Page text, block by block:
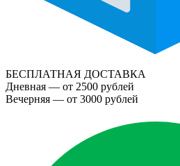
БЕСПЛАТНАЯ ДОСТАВКА
Дневная — от 2500 рублей
Вечерняя — от 3000 рублей